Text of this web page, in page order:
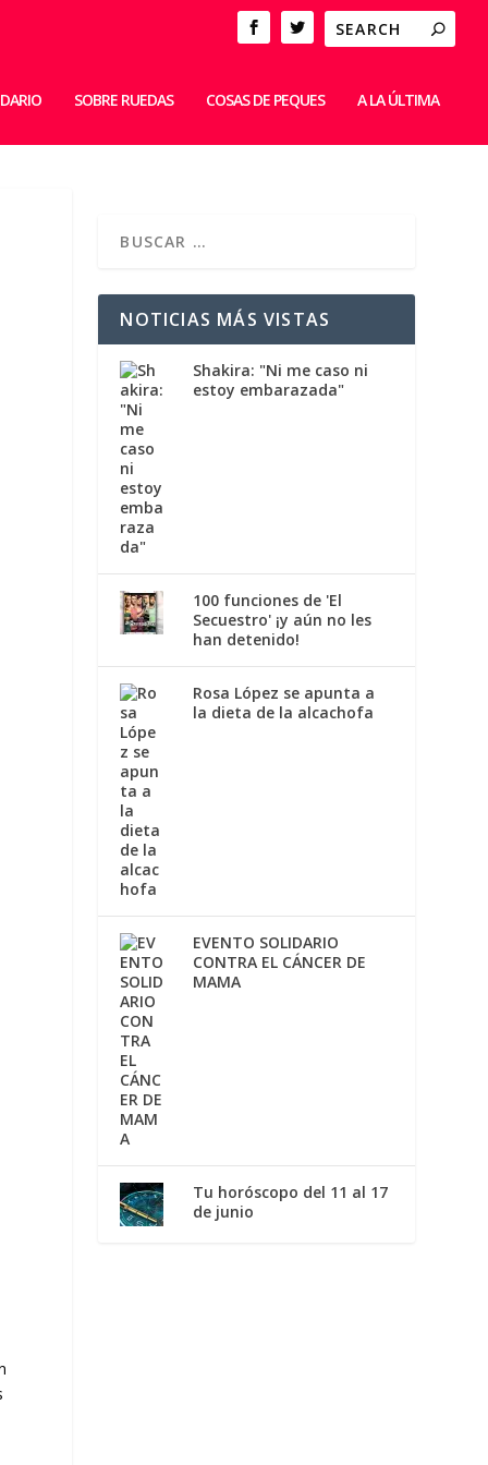
SOBRE RUEDAS COSAS DE PEQUES A LA ÚLTIMA
NOTICIAS MÁS VISTAS
Shakira: "Ni me caso ni
estoy embarazada"
100 funciones de 'El
Secuestro' ¡y aún no les
han detenido!
Rosa López se apunta a
la dieta de la alcachofa
EVENTO SOLIDARIO
CONTRA EL CÁNCER DE
MAMA
Tu horóscopo del 11 al 17
de junio